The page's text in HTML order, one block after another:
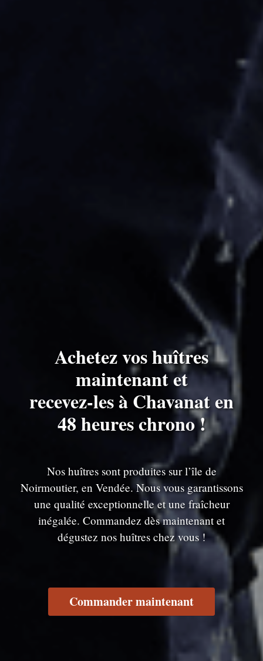
Achetez vos huîtres
maintenant et
recevez-les à Chavanat en
48 heures chrono !
Nos huîtres sont produites sur l’île de
Noirmoutier, en Vendée. Nous vous garantissons
une qualité exceptionnelle et une fraîcheur
inégalée. Commandez dès maintenant et
dégustez nos huîtres chez vous !
Commander maintenant